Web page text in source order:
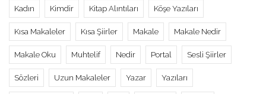
Kadın Kimdir Kitap Alıntıları Köşe Yazıları
Kısa Makaleler Kısa Şiirler Makale Makale Nedir
Makale Oku Muhtelif Nedir Portal Sesli Şiirler
Sözleri Uzun Makaleler Yazar Yazıları